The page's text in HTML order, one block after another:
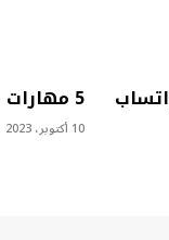
5 مهارات مهمة لرواد الأعمال
10 أكتوبر، 2023